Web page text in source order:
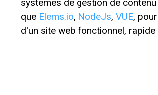
systèmes de gestion de
que Elems.io, NodeJs, VUE,
d'un site web fonctionnel, rapide